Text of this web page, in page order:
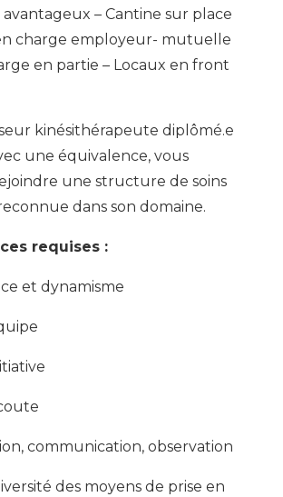
avantageux – Cantine sur place
charge employeur- mutuelle
en partie – Locaux en front
kinésithérapeute diplômé.e
une équivalence, vous
une structure de soins
dans son domaine.
requises :
et dynamisme
communication, observation
des moyens de prise en